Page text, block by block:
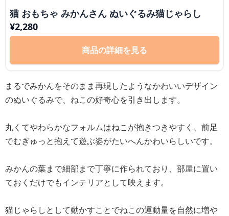
猫 おもちゃ みかんさん ぬいぐるみ猫じゃらし
¥2,280
商品の詳細を見る
まるでみかんをそのまま再現したようなかわいいデザイン
のぬいぐるみで、ねこの好奇心を引き出します。
丸くてやわらかなフォルムはねこが抱きつきやすく、前足
でむぎゅっと抱えて遊ぶ姿がたいへんかわいらしいです。
みかんの葉まで細部まで丁寧に作られており、部屋に置い
ておくだけでもインテリアとして映えます。
猫じゃらしとして動かすことでねこの運動量を自然に増や